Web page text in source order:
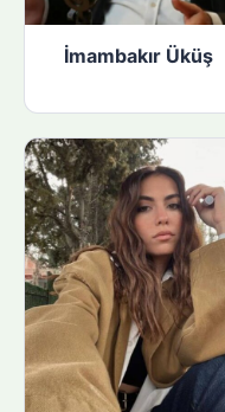
İmambakır Üküş